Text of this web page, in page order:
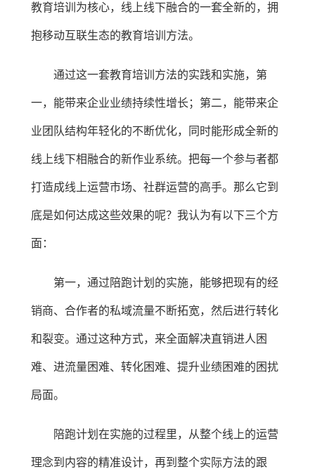
教育培训为核心，线上线下融合的一套全新的，拥
抱移动互联生态的教育培训方法。
通过这一套教育培训方法的实践和实施，第
一，能带来企业业绩持续性增长；第二，能带来企
业团队结构年轻化的不断优化，同时能形成全新的
线上线下相融合的新作业系统。把每一个参与者都
打造成线上运营市场、社群运营的高手。那么它到
底是如何达成这些效果的呢？我认为有以下三个方
面：
第一，通过陪跑计划的实施，能够把现有的经
销商、合作者的私域流量不断拓宽，然后进行转化
和裂变。通过这种方式，来全面解决直销进人困
难、进流量困难、转化困难、提升业绩困难的困扰
局面。
陪跑计划在实施的过程里，从整个线上的运营
理念到内容的精准设计，再到整个实际方法的跟